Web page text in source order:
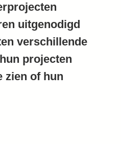
uitgenodigd
verschillende
projecten
zien of hun